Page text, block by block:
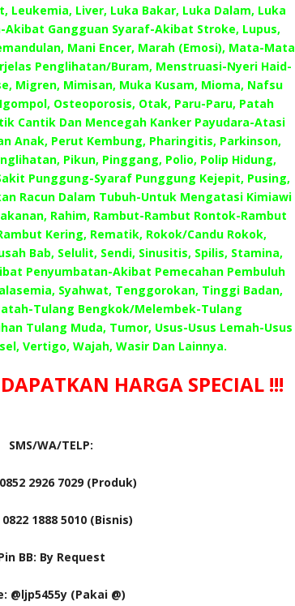
Leukemia, Liver, Luka Bakar, Luka Dalam, Luka
Gangguan Syaraf-Akibat Stroke, Lupus,
Mani Encer, Marah (Emosi), Mata-Mata
Penglihatan/Buram, Menstruasi-Nyeri Haid-
Migren, Mimisan, Muka Kusam, Mioma, Nafsu
Osteoporosis, Otak, Paru-Paru, Patah
Cantik Dan Mencegah Kanker Payudara-Atasi
Anak, Perut Kembung, Pharingitis, Parkinson,
Pikun, Pinggang, Polio, Polip Hidung,
Punggung-Syaraf Punggung Kejepit, Pusing,
Racun Dalam Tubuh-Untuk Mengatasi Kimiawi
Rahim, Rambut-Rambut Rontok-Rambut
Kering, Rematik, Rokok/Candu Rokok,
Bab, Selulit, Sendi, Sinusitis, Spilis, Stamina,
Penyumbatan-Akibat Pemecahan Pembuluh
Syahwat, Tenggorokan, Tinggi Badan,
Tulang Bengkok/Melembek-Tulang
Tulang Muda, Tumor, Usus-Usus Lemah-Usus
Vertigo, Wajah, Wasir Dan Lainnya.
HARGA SPECIAL !!!
SMS/WA/TELP:
2926 7029 (Produk)
0822 1888 5010 (Bisnis)
BB: By Request
@ljp5455y (Pakai @)